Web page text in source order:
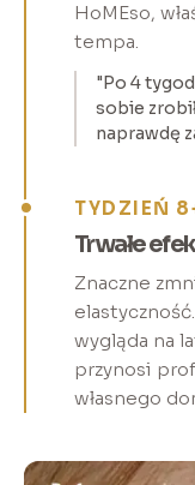
HoMEso,
tempa.
"Po 4
sobie
naprawdę
TYDZIEŃ
Trwałe
Znaczne
wygląda na
przynosi
własnego